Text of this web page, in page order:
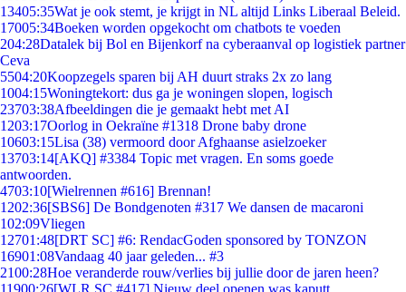
13405:35Wat je ook stemt, je krijgt in NL altijd Links Liberaal Beleid.
17005:34Boeken worden opgekocht om chatbots te voeden
204:28Datalek bij Bol en Bijenkorf na cyberaanval op logistiek partner
Ceva
5504:20Koopzegels sparen bij AH duurt straks 2x zo lang
1004:15Woningtekort: dus ga je woningen slopen, logisch
23703:38Afbeeldingen die je gemaakt hebt met AI
1203:17Oorlog in Oekraïne #1318 Drone baby drone
10603:15Lisa (38) vermoord door Afghaanse asielzoeker
13703:14[AKQ] #3384 Topic met vragen. En soms goede
antwoorden.
4703:10[Wielrennen #616] Brennan!
1202:36[SBS6] De Bondgenoten #317 We dansen de macaroni
102:09Vliegen
12701:48[DRT SC] #6: RendacGoden sponsored by TONZON
16901:08Vandaag 40 jaar geleden... #3
2100:28Hoe veranderde rouw/verlies bij jullie door de jaren heen?
11900:26[WLR SC #417] Nieuw deel openen was kaputt